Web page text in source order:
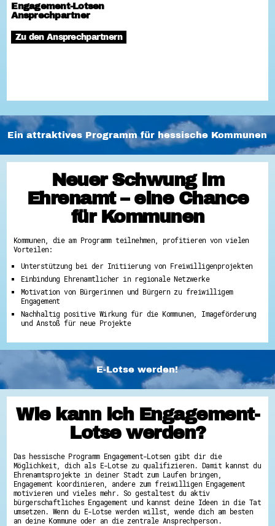
Engagement-Lotsen
Ansprechpartner
Zu den Ansprechpartnern
Ein attraktives Programm für hessische Kommunen
Neuer Schwung im
Ehrenamt – eine Chance
für Kommunen
Kommunen, die am Programm teilnehmen, profitieren von vielen
Vorteilen:
Unterstützung bei der Initiierung von Freiwilligenprojekten
Einbindung Ehrenamtlicher in regionale Netzwerke
Motivation von Bürgerinnen und Bürgern zu freiwilligem
Engagement
Nachhaltig positive Wirkung für die Kommunen, Imageförderung
und Anstoß für neue Projekte
E-Lotse werden!
Wie kann ich Engagement-
Lotse werden?
Das hessische Programm Engagement-Lotsen gibt dir die
Möglichkeit, dich als E-Lotse zu qualifizieren. Damit kannst du
Ehrenamtsprojekte in deiner Stadt zum Laufen bringen,
Engagement koordinieren, andere zum freiwilligen Engagement
motivieren und vieles mehr. So gestaltest du aktiv
bürgerschaftliches Engagement und kannst deine Ideen in die Tat
umsetzen. Wenn du E-Lotse werden willst, wende dich am besten
an deine Kommune oder an die zentrale Ansprechperson.